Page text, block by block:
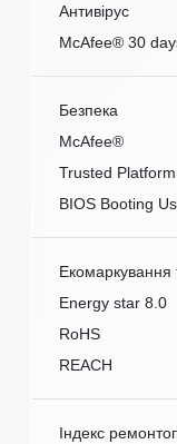
Антивірус
McAfee® 30
Безпека
McAfee®
Trusted
BIOS Booting
Екомаркування
Energy star 8.0
RoHS
REACH
Індекс